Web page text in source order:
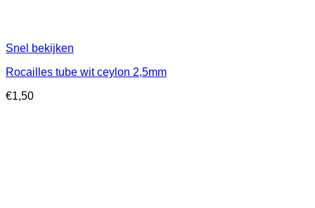
Snel bekijken
Rocailles tube wit ceylon 2,5mm
€1,50